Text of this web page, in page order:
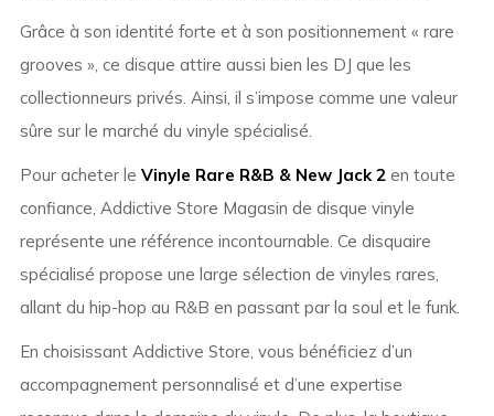
Grâce à son identité forte et à son positionnement « rare
grooves », ce disque attire aussi bien les DJ que les
collectionneurs privés. Ainsi, il s’impose comme une valeur
sûre sur le marché du vinyle spécialisé.
Pour acheter le Vinyle Rare R&B & New Jack 2en toute
confiance, Addictive Store Magasin de disque vinyle
représente une référence incontournable. Ce disquaire
spécialisé propose une large sélection de vinyles rares,
allant du hip-hop au R&B en passant par la soul et le funk.
En choisissant Addictive Store, vous bénéficiez d’un
accompagnement personnalisé et d’une expertise